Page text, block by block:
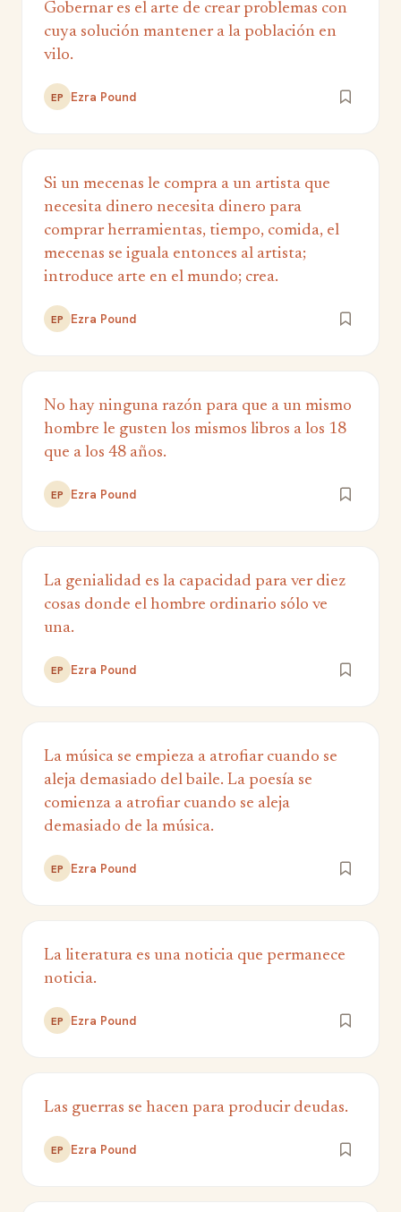
Gobernar es el arte de crear problemas con
cuya solución mantener a la población en
vilo.
EP Ezra Pound
Si un mecenas le compra a un artista que
necesita dinero necesita dinero para
comprar herramientas, tiempo, comida, el
mecenas se iguala entonces al artista;
introduce arte en el mundo; crea.
EP Ezra Pound
No hay ninguna razón para que a un mismo
hombre le gusten los mismos libros a los 18
que a los 48 años.
EP Ezra Pound
La genialidad es la capacidad para ver diez
cosas donde el hombre ordinario sólo ve
una.
EP Ezra Pound
La música se empieza a atrofiar cuando se
aleja demasiado del baile. La poesía se
comienza a atrofiar cuando se aleja
demasiado de la música.
EP Ezra Pound
La literatura es una noticia que permanece
noticia.
EP Ezra Pound
Las guerras se hacen para producir deudas.
EP Ezra Pound